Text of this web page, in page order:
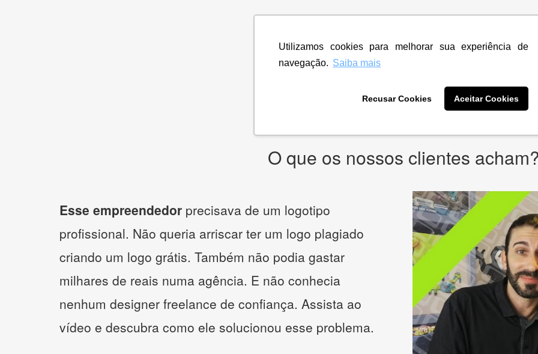
Utilizamos cookies para melhorar sua experiência de
navegação. Saiba mais
Recusar Cookies Aceitar Cookies
CRIE SUA MARCA
* Prometemos não compartilhar e utilizar seus dados para enviar
qualquer tipo de SPAM. Confira asPolíticas de Privacidade.
O que os nossos clientes
Esse empreendedor precisava de um logotipo
profissional. Não queria arriscar ter um logo plagiado
criando um logo grátis. Também não podia gastar
milhares de reais numa agência. E não conhecia
nenhum designer freelance de confiança. Assista ao
vídeo e descubra como ele solucionou esse problema.